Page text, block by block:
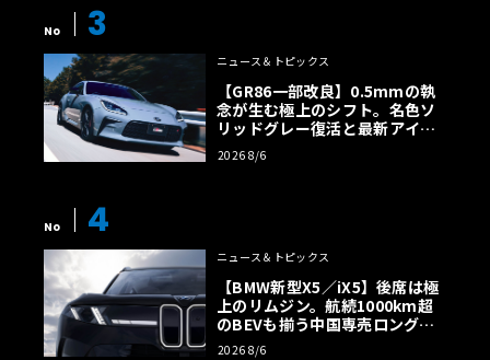
No 3
ニュース＆トピックス
【GR86一部改良】0.5mmの執
念が生む極上のシフト。名色ソ
リッドグレー復活と最新アイサ
イトでFRの極みへ
2026 8/6
No 4
ニュース＆トピックス
【BMW新型X5／iX5】後席は極
上のリムジン。航続1000km超
のBEVも揃う中国専売ロング仕
様の全貌
2026 8/6